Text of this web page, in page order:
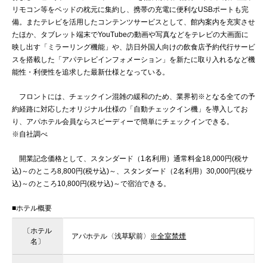
リモコン等をベッドの枕元に集約し、携帯の充電に便利なUSBポートも完
備。またテレビを活用したコンテンツサービスとして、館内案内を充実させ
たほか、タブレット端末でYouTubeの動画や写真などをテレビの大画面に
映し出す「ミラーリング機能」や、訪日外国人向けの飲食店予約代行サービ
スを搭載した「アパテレビインフォメーション」を新たに取り入れるなど機
能性・利便性を追求した最新仕様となっている。
フロントには、チェックイン混雑の緩和のため、業界初※となる全ての予
約経路に対応したオリジナル仕様の「自動チェックイン機」を導入してお
り、アパホテル会員ならスピーディーで簡単にチェックインできる。
※自社調べ
開業記念価格として、スタンダード（1名利用）通常料金18,000円(税サ
込)～のところ8,800円(税サ込)～、スタンダード（2名利用）30,000円(税サ
込)～のところ10,800円(税サ込)～で宿泊できる。
■ホテル概要
〔ホテル
名〕
アパホテル〈浅草駅前〉 ※全室禁煙